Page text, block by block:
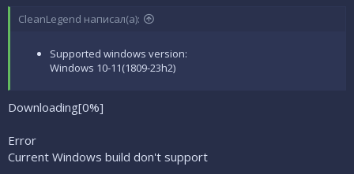
CleanLegend написал(а):
Supported windows version:
Windows 10-11(1809-23h2)
Downloading[0%]
Error
Current Windows build don't support